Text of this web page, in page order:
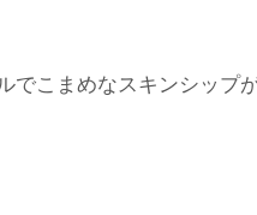
でこまめなスキンシップ